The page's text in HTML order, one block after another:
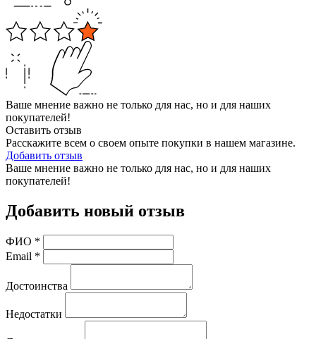
Ваше мнение важно не только для нас, но и для наших
покупателей!
Оставить отзыв
Расскажите всем о своем опыте покупки в нашем магазине.
Добавить отзыв
Ваше мнение важно не только для нас, но и для наших
покупателей!
Добавить новый отзыв
ФИО *
Email *
Достоинства
Недостатки